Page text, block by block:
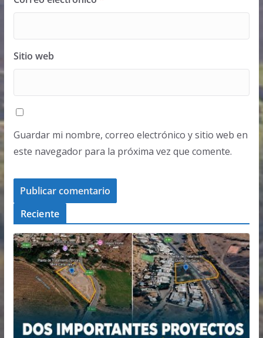
Sitio web
Guardar mi nombre, correo electrónico y sitio web en
este navegador para la próxima vez que comente.
Reciente